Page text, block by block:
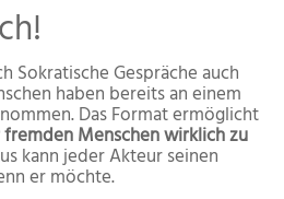
Sokratische Gespräche auch
haben bereits an einem
Das Format ermöglicht
Menschen wirklich zu
kann jeder Akteur seinen
er möchte.